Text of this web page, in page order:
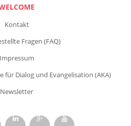
Kontakt
Fragen (FAQ)
Impressum
für Dialog und Evangelisation (AKA)
Newsletter